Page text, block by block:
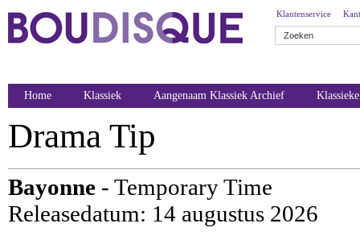
Klantenservice
Home Klassiek Aangenaam Klassiek Archief
Drama Tip
Bayonne - Temporary Time
Releasedatum: 14 augustus 2026